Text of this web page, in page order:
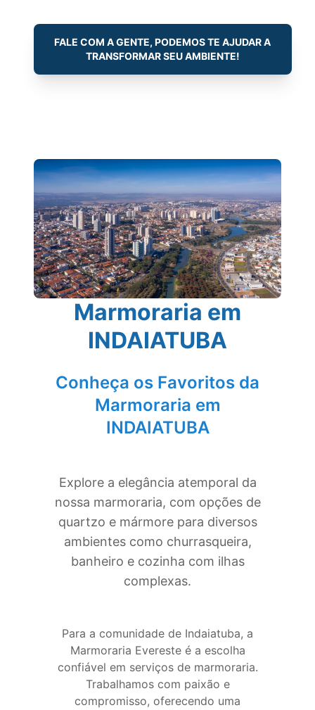
FALE COM A GENTE, PODEMOS TE AJUDAR A
TRANSFORMAR SEU AMBIENTE!
Marmoraria em
INDAIATUBA
Conheça os Favoritos da
Marmoraria em
INDAIATUBA
Explore a elegância atemporal da
nossa marmoraria, com opções de
quartzo e mármore para diversos
ambientes como churrasqueira,
banheiro e cozinha com ilhas
complexas.
Para a comunidade de Indaiatuba, a
Marmoraria Evereste é a escolha
confiável em serviços de marmoraria.
Trabalhamos com paixão e
compromisso, oferecendo uma